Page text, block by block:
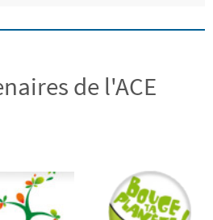
de l'ACE